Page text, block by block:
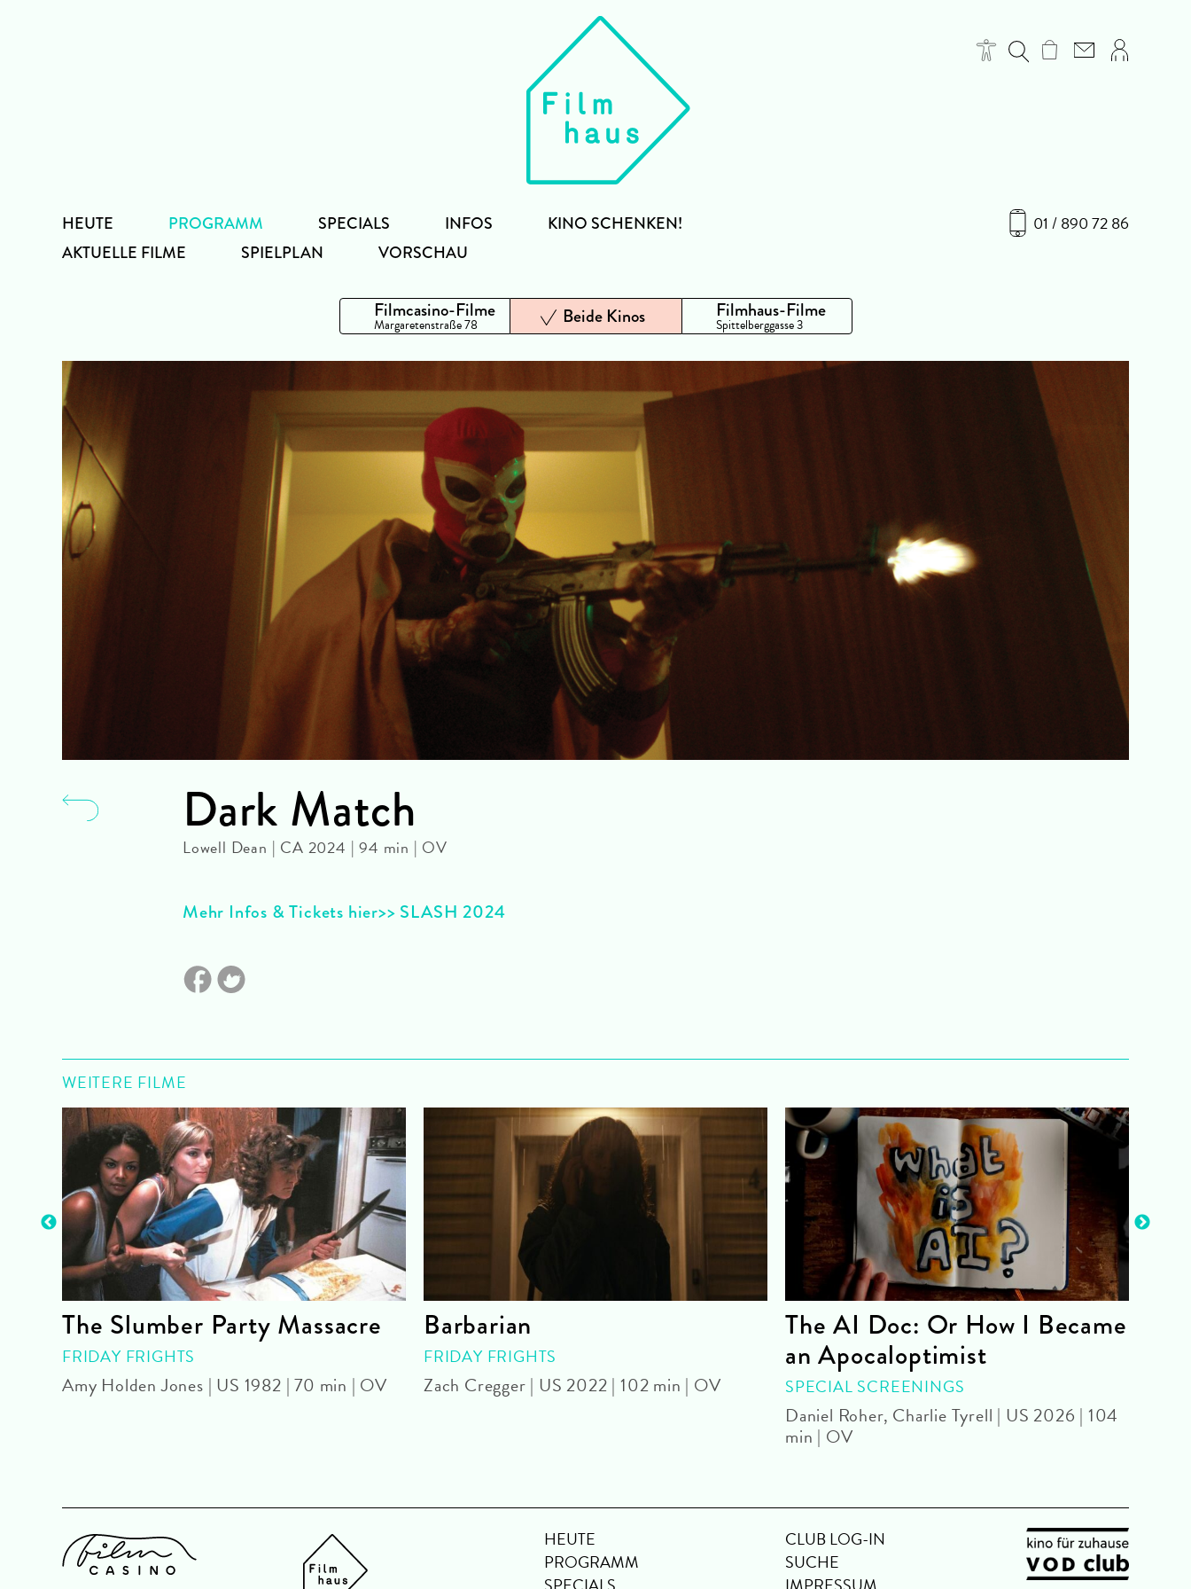
01 / 890 72 86
HEUTE
PROGRAMM
AKTUELLE FILME
SPIELPLAN VORSCHAU
SPECIALS INFOS KINO SCHENKEN!
Filmcasino-Filme
Margaretenstraße 78 Beide Kinos Filmhaus-Filme
Spittelberggasse 3
Dark Match
Lowell Dean | CA 2024 | 94 min | OV
Mehr Infos & Tickets hier>> SLASH 2024
WEITERE FILME
The Slumber Party Massacre
FRIDAY FRIGHTS
Amy Holden Jones | US 1982 | 70 min | OV
Barbarian
FRIDAY FRIGHTS
Zach Cregger | US 2022 | 102 min | OV
The AI Doc: Or How I Became
an Apocaloptimist
SPECIAL SCREENINGS
Daniel Roher, Charlie Tyrell | US 2026 | 104
min | OV
HEUTE
PROGRAMM
CLUB LOG-IN
SUCHE